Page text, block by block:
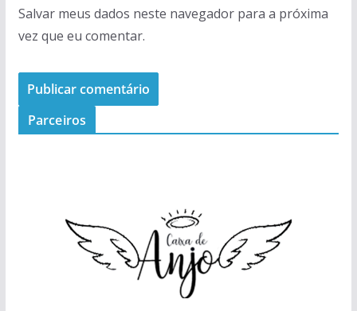
Salvar meus dados neste navegador para a próxima
vez que eu comentar.
Parceiros